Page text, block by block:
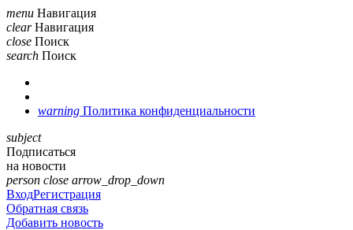
menu Навигация
clear Навигация
close Поиск
search Поиск
warning Политика конфиденциальности
subject
Подписаться
на новости
person close arrow_drop_down
ВходРегистрация
Обратная связь
Добавить новость